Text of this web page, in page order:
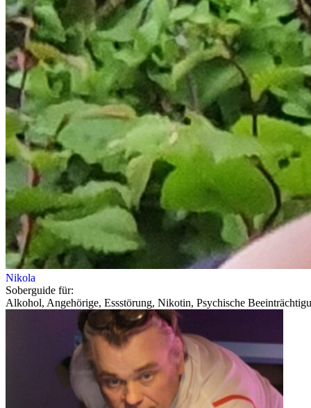
Nikola
Soberguide für:
Alkohol, Angehörige, Essstörung, Nikotin, Psychische